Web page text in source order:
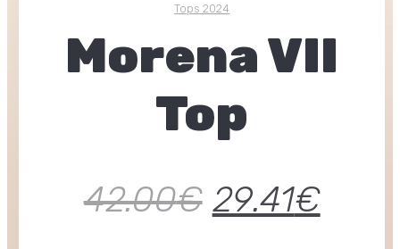
Tops 2024
Morena VII
Top
42.00€ 29.41€